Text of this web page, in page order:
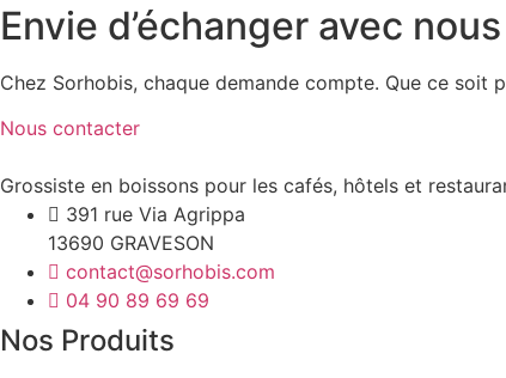
Envie d’échanger avec
Chez Sorhobis, chaque demande compte. Que ce
Nous contacter
Grossiste en boissons pour les cafés, hôtels et
391 rue Via Agrippa
13690 GRAVESON
contact@sorhobis.com
04 90 89 69 69
Nos Produits